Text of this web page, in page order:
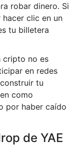
robar dinero. Si
clic en un
tu billetera
cripto no es
en redes
tu
como
por haber caído
de YAE